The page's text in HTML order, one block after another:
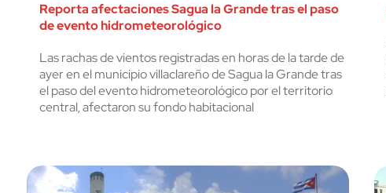
Reporta afectaciones Sagua la Grande tras el paso
de evento hidrometeorológico
Las rachas de vientos registradas en horas de la tarde de
ayer en el municipio villaclareño de Sagua la Grande tras
el paso del evento hidrometeorológico por el territorio
central, afectaron su fondo habitacional